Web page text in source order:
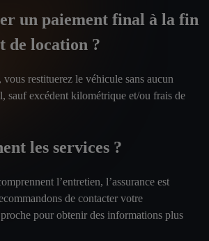
un paiement final à la fin
de location ?
restituerez le véhicule sans aucun
sauf excédent kilométrique et/ou frais de
les services ?
l’entretien, l’assurance est
de contacter votre
pour obtenir des informations plus